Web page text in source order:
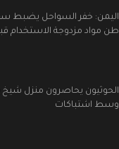
طن مواد مزدوجة الاستخدام
الحوثيون يحاصرون منزل
وسط اشتباكات